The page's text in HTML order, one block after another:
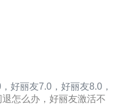
好丽友7.0， 好丽友8.0，
怎么办，好丽友激活不